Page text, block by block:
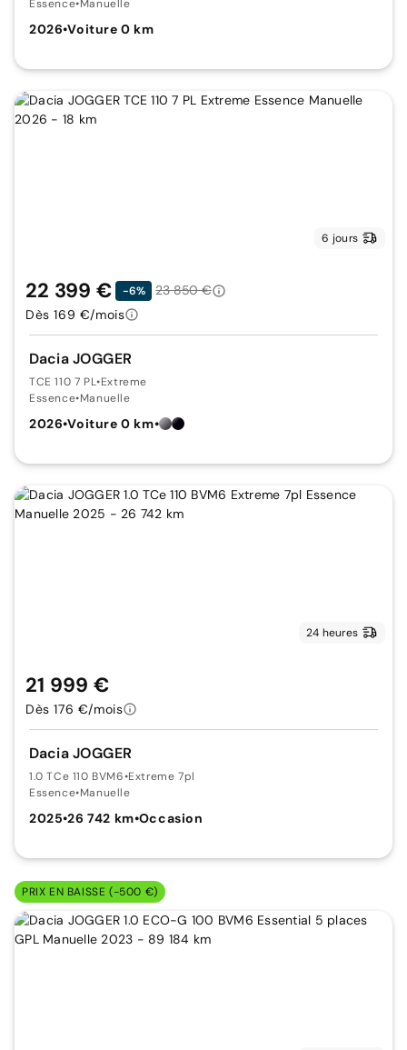
Essence•Manuelle
2026•Voiture 0 km
6 jours
Dacia JOGGER
TCE 110 7 PL•Extreme
Essence•Manuelle
2026•Voiture 0 km•
22 399 € -6%
23 850 €
Dès 169 €/mois
24 heures
Dacia JOGGER
1.0 TCe 110 BVM6•Extreme 7pl
Essence•Manuelle
2025•26 742 km•Occasion
21 999 €
Dès 176 €/mois
PRIX EN BAISSE (-500 €)